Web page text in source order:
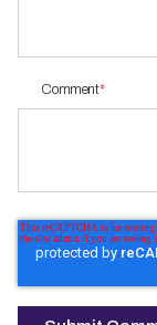
Comment*